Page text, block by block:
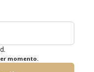
momento.